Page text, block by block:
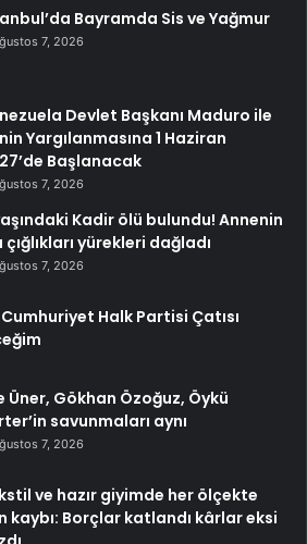
Bayramda Sis ve Yağmur
7, 2026
Devlet Başkanı Maduro ile
Yargılanmasına 1 Haziran
Başlanacak
7, 2026
Kadir ölü bulundu! Annenin
çığlıkları yürekleri dağladı
7, 2026
Halk Partisi Çatısı
Üner, Gökhan Özoğuz, Öykü
savunmaları aynı
7, 2026
ve hazır giyimde her ölçekte
kaybı: Borçlar katlandı kârlar eksi